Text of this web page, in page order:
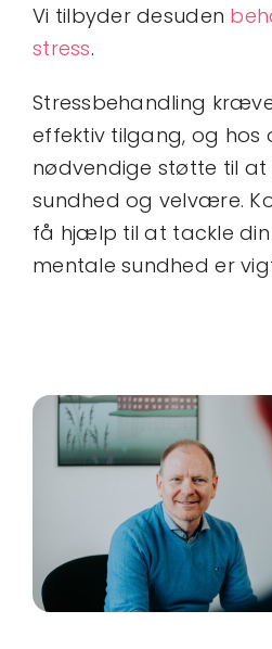
Vi tilbyder desuden
stress.
Stressbehandling
effektiv tilgang, og hos
nødvendige støtte til
sundhed og velvære.
få hjælp til at tackle din
mentale sundhed er